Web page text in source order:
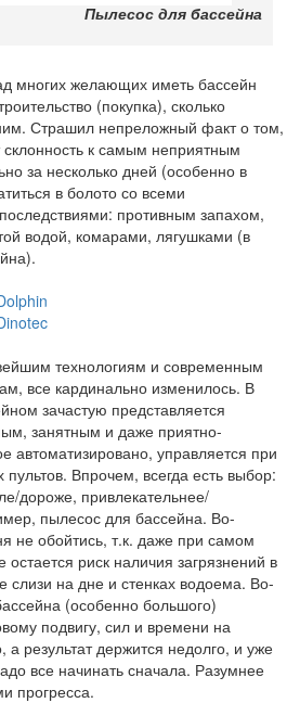
Пылесос для бассейна
многих желающих иметь бассейн
(покупка), сколько
Страшил непреложный факт о том,
склонность к самым неприятным
за несколько дней (особенно в
в болото со всеми
противным запахом,
водой, комарами, лягушками (в
технологиям и современным
все кардинально изменилось. В
зачастую представляется
занятным и даже приятно-
автоматизировано, управляется при
Впрочем, всегда есть выбор:
дороже, привлекательнее/
пылесос для бассейна. Во-
не обойтись, т.к. даже при самом
риск наличия загрязнений в
слизи на дне и стенках водоема. Во-
(особенно большого)
подвигу, сил и времени на
а результат держится недолго, и уже
все начинать сначала. Разумнее
прогресса.